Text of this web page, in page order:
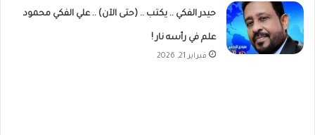
حيدر الفكي .. يكتب .. (حتى الآن) .. علي الفكي محمود
علم في رأسه نار !
فبراير 21, 2026